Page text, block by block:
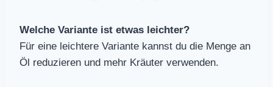
Welche Variante ist etwas leichter?
Für eine leichtere Variante kannst du die Menge an
Öl reduzieren und mehr Kräuter verwenden.